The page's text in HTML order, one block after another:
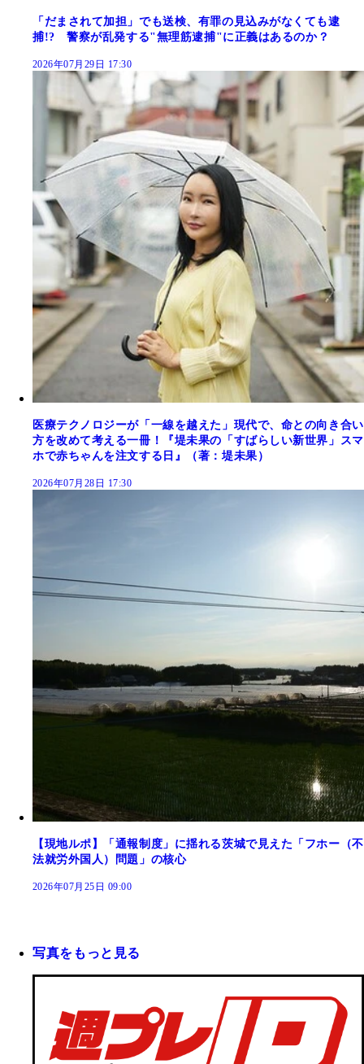
「だまされて加担」でも送検、有罪の見込みがなくても逮
捕!? 警察が乱発する"無理筋逮捕"に正義はあるのか？
2026年07月29日 17:30
医療テクノロジーが「一線を越えた」現代で、命との向き合い
方を改めて考える一冊！『堤未果の「すばらしい新世界」スマ
ホで赤ちゃんを注文する日』（著：堤未果）
2026年07月28日 17:30
【現地ルポ】「通報制度」に揺れる茨城で見えた「フホー（不
法就労外国人）問題」の核心
2026年07月25日 09:00
写真をもっと見る